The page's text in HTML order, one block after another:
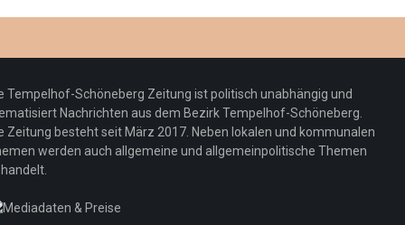
Redaktion 23. Juli 2026
Pepe Jeans London mit Summer Sale und
neuer Kollektion
Redaktion 19. Juli 2026
Woher kommt der Honig? – Neue EU-
Regeln gelten 14. Juni
drei neue Specials zur Fußball-WM
Tempelhof-Schöneberg Zeitung ist politisch unabhängig und
Nachrichten aus dem Bezirk Tempelhof-Schöneberg.
Zeitung besteht seit März 2017. Neben lokalen und kommunalen
werden auch allgemeine und allgemeinpolitische Themen